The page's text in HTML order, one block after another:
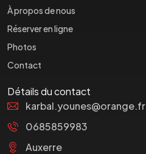
À propos de nous
Réserver en ligne
Photos
Contact
Détails du contact
karbal.younes@orange.fr
0685859983
Auxerre